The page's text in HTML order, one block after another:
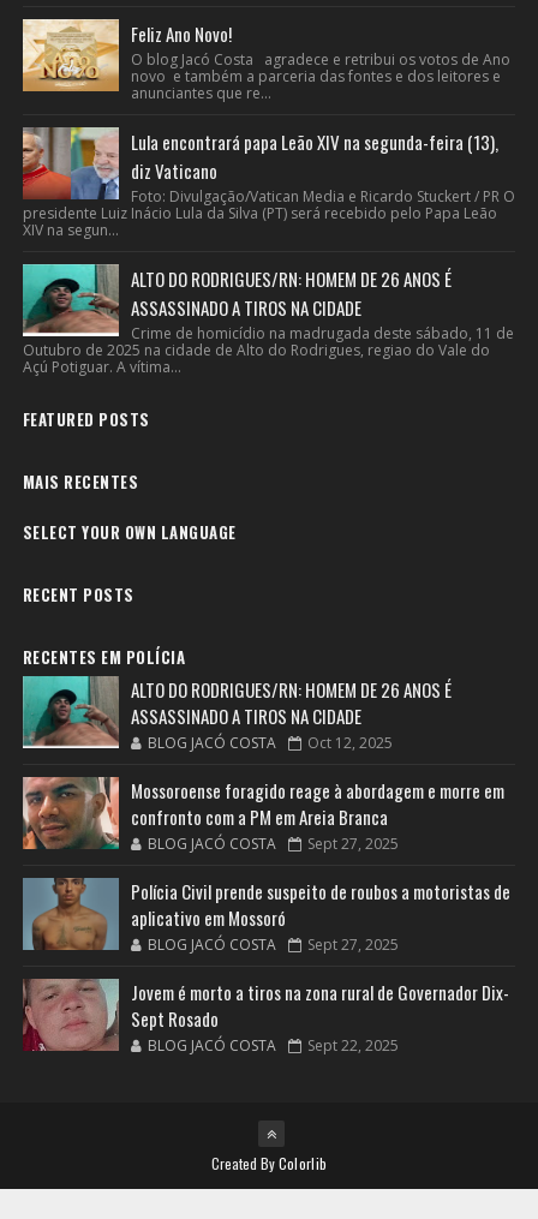
Feliz Ano Novo!
O blog Jacó Costa agradece e retribui os votos de Ano
novo e também a parceria das fontes e dos leitores e
anunciantes que re...
Lula encontrará papa Leão XIV na segunda-feira (13),
diz Vaticano
Foto: Divulgação/Vatican Media e Ricardo Stuckert / PR O
presidente Luiz Inácio Lula da Silva (PT) será recebido pelo Papa Leão
XIV na segun...
ALTO DO RODRIGUES/RN: HOMEM DE 26 ANOS É
ASSASSINADO A TIROS NA CIDADE
Crime de homicídio na madrugada deste sábado, 11 de
Outubro de 2025 na cidade de Alto do Rodrigues, regiao do Vale do
Açú Potiguar. A vítima...
FEATURED POSTS
MAIS RECENTES
SELECT YOUR OWN LANGUAGE
RECENT POSTS
RECENTES EM POLÍCIA
ALTO DO RODRIGUES/RN: HOMEM DE 26 ANOS É
ASSASSINADO A TIROS NA CIDADE
BLOG JACÓ COSTA Oct 12, 2025
Mossoroense foragido reage à abordagem e morre em
confronto com a PM em Areia Branca
BLOG JACÓ COSTA Sept 27, 2025
Polícia Civil prende suspeito de roubos a motoristas de
aplicativo em Mossoró
BLOG JACÓ COSTA Sept 27, 2025
Jovem é morto a tiros na zona rural de Governador Dix-
Sept Rosado
BLOG JACÓ COSTA Sept 22, 2025
Created ByColorlib